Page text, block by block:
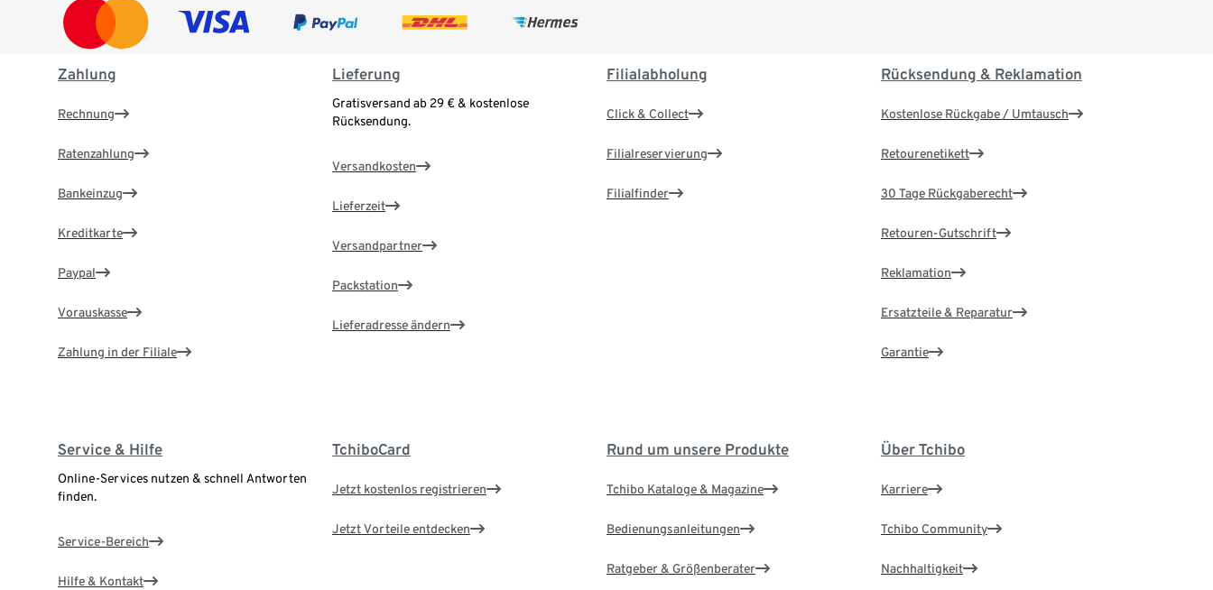
Zahlung
Rechnung
Ratenzahlung
Bankeinzug
Kreditkarte
Paypal
Vorauskasse
Zahlung in der Filiale
Lieferung
Gratisversand ab 29 € & kostenlose
Rücksendung.
Versandkosten
Lieferzeit
Versandpartner
Packstation
Lieferadresse ändern
Filialabholung
Click & Collect
Filialreservierung
Filialfinder
Rücksendung & Reklamation
Kostenlose Rückgabe / Umtausch
Retourenetikett
30 Tage Rückgaberecht
Retouren-Gutschrift
Reklamation
Ersatzteile & Reparatur
Garantie
Service & Hilfe
Online-Services nutzen & schnell Antworten
finden.
Service-Bereich
Hilfe & Kontakt
TchiboCard
Jetzt kostenlos registrieren
Jetzt Vorteile entdecken
Rund um unsere Produkte
Tchibo Kataloge & Magazine
Bedienungsanleitungen
Ratgeber & Größenberater
Über Tchibo
Karriere
Tchibo Community
Nachhaltigkeit